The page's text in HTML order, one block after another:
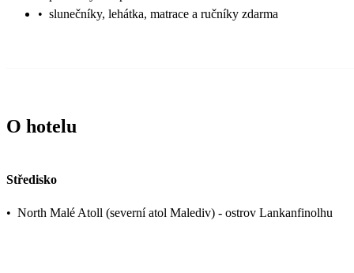
• slunečníky, lehátka, matrace a ručníky zdarma
O hotelu
Středisko
• North Malé Atoll (severní atol Malediv) - ostrov Lankanfinolhu